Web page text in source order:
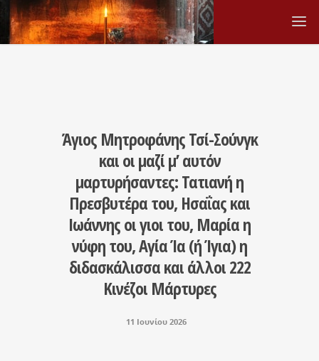
Άγιος Μητροφάνης Τσί-Σούνγκ
και οι μαζί μ’ αυτόν
μαρτυρήσαντες: Τατιανή η
Πρεσβυτέρα του, Ησαΐας και
Ιωάννης οι γιοι του, Μαρία η
νύφη του, Αγία Ία (ή Ίγια) η
διδασκάλισσα και άλλοι 222
Κινέζοι Μάρτυρες
11 Ιουνίου 2026